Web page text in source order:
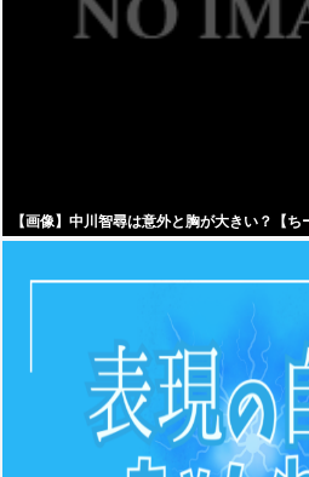
【画像】中川智尋は意外と胸が大きい？【ち